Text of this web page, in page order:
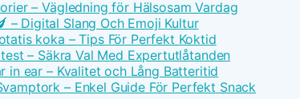
– Vägledning för Hälsosam Vardag
– Digital Slang Och Emoji Kultur
koka – Tips För Perfekt Koktid
– Säkra Val Med Expertutlåtanden
in ear – Kvalitet och Lång Batteritid
– Enkel Guide För Perfekt Snack